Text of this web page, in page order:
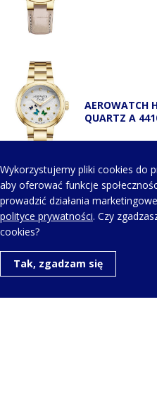
AEROWATCH
QUARTZ A
KONTAKT Z
Telefon kontaktowy:
+48 123
Wykorzystujemy pliki cookies do
aby oferować funkcje
prowadzić działania
polityce prywatności. Czy
cookies?
Tak, zgadzam się